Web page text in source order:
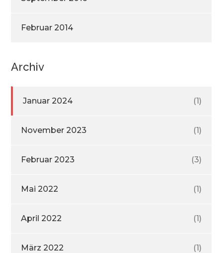
Februar 2014
Archiv
Januar 2024 (1)
November 2023 (1)
Februar 2023 (3)
Mai 2022 (1)
April 2022 (1)
März 2022 (1)